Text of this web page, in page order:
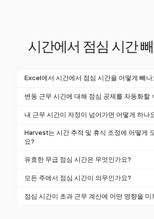
시간에서 점심 시간
Excel에서 시간에서 점심 시간을 어떻게 빼나
Excel에서 시간에서 점심 시간을 빼려면
로 변환합니다. 종료 시간에서 시작 시
니다. 예를 들어, 30분 점심 시간은 0.5
변동 근무 시간에 대해 점심 공제를 자동화할
네, Harvest와 같은 많은 시간 추적 도구
직원들이 공제를 인지할 수 있도록 정책
고, 휴식이 놓치거나 중단된 경우 수동으
합니다.
내 근무 시간이 자정이 넘어가면 어떻게 하나
근무 시간이 자정을 넘어갈 경우, 자정 이
근무 시간을 별도로 계산한 후 합산합니
리하여 정확성을 보장합니다.
Harvest는 시간 추적 및 휴식 조정에 어떻게
요?
Harvest는 유연한 수동 시간 추적을 제공
합니다. 형식화된 시간 항목과 같은 기
합니다.
유효한 무급 점심 시간은 무엇인가요?
유효한 무급 점심 시간은 직원이 최소
원이 어떤 작업을 수행하면 휴식은 유급
모든 주에서 점심 시간이 의무인가요?
점심 시간은 연방 법으로 의무화되어 있
점심 시간이 초과 근무 계산에 어떤 영향을 미